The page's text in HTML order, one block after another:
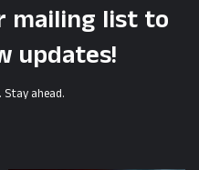
mailing list to
updates!
ahead.